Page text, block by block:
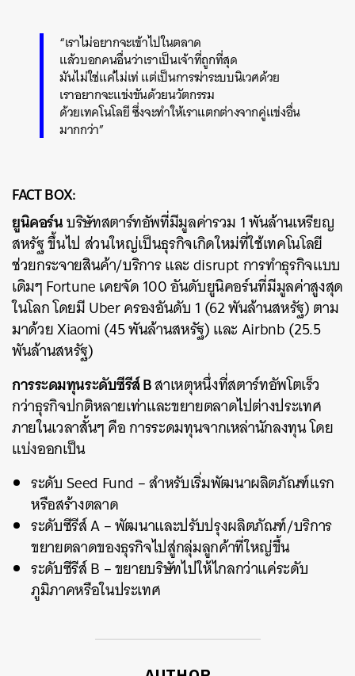
“เราไม่อยากจะเข้าไปในตลาด
แล้วบอกคนอื่นว่าเราเป็นเจ้าที่ถูกที่สุด
มันไม่ใช่แค่ไม่เท่ แต่เป็นการฆ่าระบบนิเวศด้วย
เราอยากจะแข่งขันด้วยนวัตกรรม
ด้วยเทคโนโลยี ซึ่งจะทำให้เราแตกต่างจากคู่แข่งอื่น
มากกว่า”
FACT BOX:
ยูนิคอร์นบริษัทสตาร์ทอัพที่มีมูลค่ารวม 1 พันล้านเหรียญ
สหรัฐ ขึ้นไป ส่วนใหญ่เป็นธุรกิจเกิดใหม่ที่ใช้เทคโนโลยี
ช่วยกระจายสินค้า/บริการ และ disrupt การทำธุรกิจแบบ
เดิมๆ Fortune เคยจัด 100 อันดับยูนิคอร์นที่มีมูลค่าสูงสุด
ในโลก โดยมี Uber ครองอันดับ 1 (62 พันล้านสหรัฐ) ตาม
มาด้วย Xiaomi (45 พันล้านสหรัฐ) และ Airbnb (25.5
พันล้านสหรัฐ)
การระดมทุนระดับซีรีส์ Bสาเหตุหนึ่งที่สตาร์ทอัพโตเร็ว
กว่าธุรกิจปกติหลายเท่าและขยายตลาดไปต่างประเทศ
ภายในเวลาสั้นๆ คือ การระดมทุนจากเหล่านักลงทุน โดย
แบ่งออกเป็น
ระดับ Seed Fund – สำหรับเริ่มพัฒนาผลิตภัณฑ์แรก
หรือสร้างตลาด
ระดับซีรีส์ A – พัฒนาและปรับปรุงผลิตภัณฑ์/บริการ
ขยายตลาดของธุรกิจไปสู่กลุ่มลูกค้าที่ใหญ่ขึ้น
ระดับซีรีส์ B – ขยายบริษัทไปให้ไกลกว่าแค่ระดับ
ภูมิภาคหรือในประเทศ